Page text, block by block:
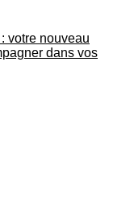
votre nouveau
dans vos